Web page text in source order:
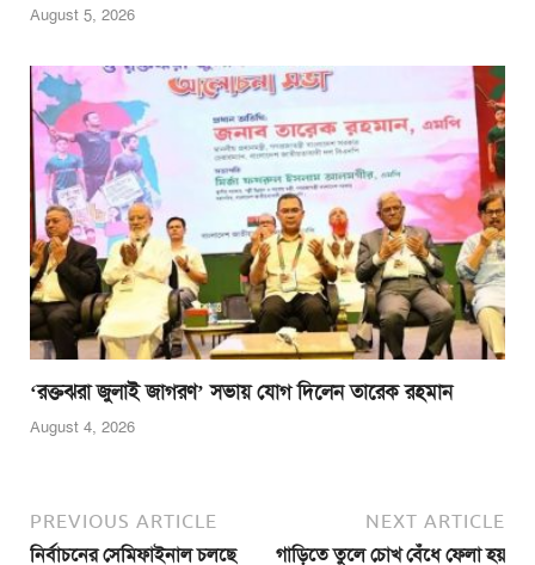
August 5, 2026
‘রক্তঝরা জুলাই জাগরণ’ সভায় যোগ দিলেন তারেক রহমান
August 4, 2026
PREVIOUS ARTICLE
নির্বাচনের সেমিফাইনাল চলছে
NEXT ARTICLE
গাড়িতে তুলে চোখ বেঁধে ফেলা হয়